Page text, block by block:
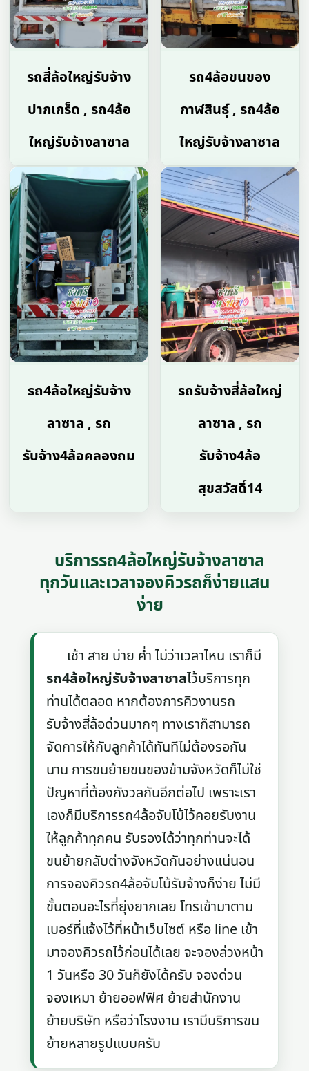
รถสี่ล้อใหญ่รับจ้าง
ปากเกร็ด , รถ4ล้อ
ใหญ่รับจ้างลาซาล
รถ4ล้อขนของ
กาฬสินธุ์ , รถ4ล้อ
ใหญ่รับจ้างลาซาล
รถ4ล้อใหญ่รับจ้าง
ลาซาล , รถ
รับจ้าง4ล้อคลองถม
รถรับจ้างสี่ล้อใหญ่
ลาซาล , รถ
รับจ้าง4ล้อ
สุขสวัสดิ์14
บริการรถ4ล้อใหญ่รับจ้างลาซาล
ทุกวันและเวลาจองคิวรถก็ง่ายแสน
ง่าย
เช้า สาย บ่าย ค่ำ ไม่ว่าเวลาไหน เราก็มี
รถ4ล้อใหญ่รับจ้างลาซาลไว้บริการทุก
ท่านได้ตลอด หากต้องการคิวงานรถ
รับจ้างสี่ล้อด่วนมากๆ ทางเราก็สามารถ
จัดการให้กับลูกค้าได้ทันทีไม่ต้องรอกัน
นาน การขนย้ายขนของข้ามจังหวัดก็ไม่ใช่
ปัญหาที่ต้องกังวลกันอีกต่อไป เพราะเรา
เองก็มีบริการรถ4ล้อจับโบ้ไว้คอยรับงาน
ให้ลูกค้าทุกคน รับรองได้ว่าทุกท่านจะได้
ขนย้ายกลับต่างจังหวัดกันอย่างแน่นอน
การจองคิวรถ4ล้อจัมโบ้รับจ้างก็ง่าย ไม่มี
ขั้นตอนอะไรที่ยุ่งยากเลย โทรเข้ามาตาม
เบอร์ที่แจ้งไว้ที่หน้าเว็บไซต์ หรือ line เข้า
มาจองคิวรถไว้ก่อนได้เลย จะจองล่วงหน้า
1 วันหรือ 30 วันก็ยังได้ครับ จองด่วน
จองเหมา ย้ายออฟฟิศ ย้ายสำนักงาน
ย้ายบริษัท หรือว่าโรงงาน เรามีบริการขน
ย้ายหลายรูปแบบครับ